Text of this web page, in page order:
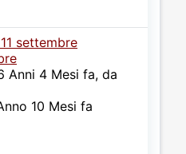
settembre
Anni 4 Mesi fa, da
10 Mesi fa